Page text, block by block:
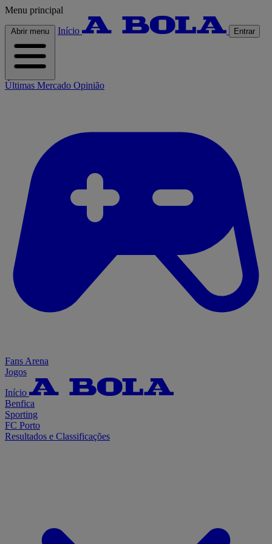
Menu principal
Abrir menu Início Entrar
Últimas Mercado Opinião
Fans Arena
Jogos
Início
Benfica
Sporting
FC Porto
Resultados e Classificações